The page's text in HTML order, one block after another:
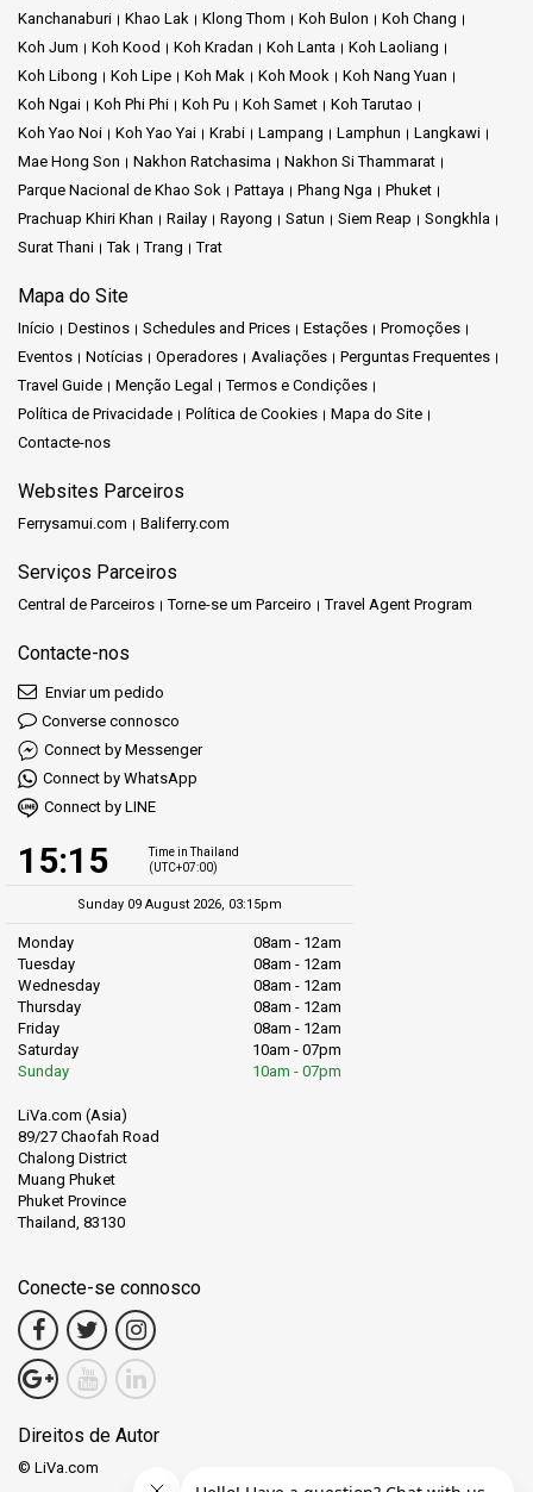
Kanchanaburi
Khao Lak Klong Thom Koh Bulon
Koh Chang
Koh Jum
Koh Kood Koh Kradan Koh Lanta
Koh Laoliang
Koh Libong
Koh Lipe Koh Mak Koh Mook
Koh Nang Yuan
Koh Ngai
Koh Phi Phi Koh Pu Koh Samet
Koh Tarutao
Koh Yao Noi
Koh Yao Yai Krabi Lampang Lamphun
Langkawi
Mae Hong Son
Nakhon Ratchasima
Nakhon Si Thammarat
Parque Nacional de Khao Sok
Pattaya Phang Nga
Phuket
Prachuap Khiri Khan
Railay Rayong Satun Siem Reap
Songkhla
Surat Thani
Tak Trang Trat
Mapa do Site
Início Destinos Schedules and Prices Estações
Promoções
Eventos
Notícias Operadores Avaliações
Perguntas Frequentes
Travel Guide
Menção Legal
Termos e Condições
Política de Privacidade
Política de Cookies
Mapa do Site
Contacte-nos
Websites Parceiros
Ferrysamui.com Baliferry.com
Serviços Parceiros
Central de Parceiros Torne-se um Parceiro Travel Agent Program
Contacte-nos
Enviar um pedido
Converse connosco
Connect by Messenger
Connect by WhatsApp
Connect by LINE
15:15
Time in Thailand
(UTC+07:00)
Sunday 09 August 2026, 03:15pm
Monday
08am - 12am
Tuesday
08am - 12am
Wednesday
08am - 12am
Thursday
08am - 12am
Friday
08am - 12am
Saturday
10am - 07pm
Sunday
10am - 07pm
LiVa.com (Asia)
89/27 Chaofah Road
Chalong District
Muang Phuket
Phuket Province
Thailand, 83130
Conecte-se connosco
Direitos de Autor
© LiVa.com